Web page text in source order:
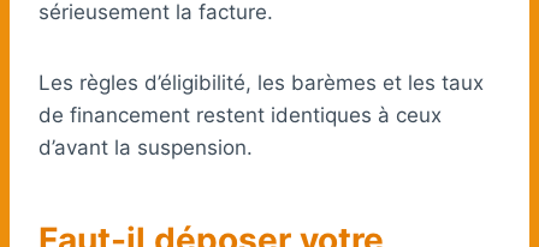
sérieusement la facture.
Les règles d’éligibilité, les barèmes et les taux
de financement restent identiques à ceux
d’avant la suspension.